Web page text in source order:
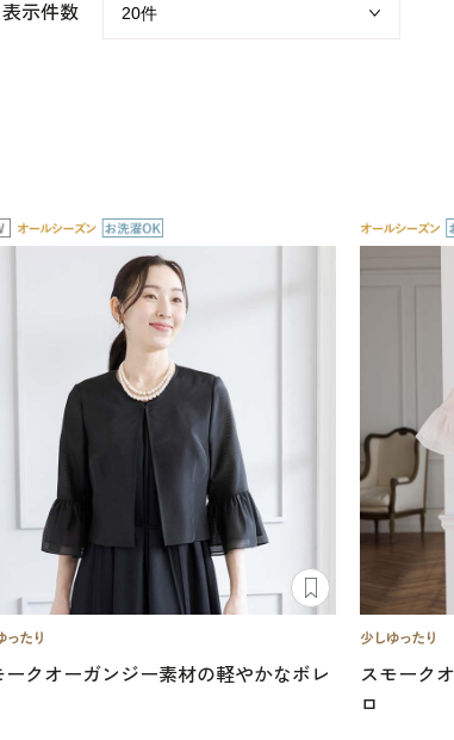
表示件数
ークオーガンジー素材の軽やかなボレ
スモーク
ロ